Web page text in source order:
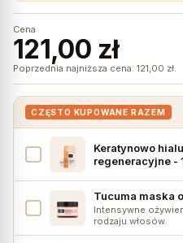
Cena
121,00 zł
Poprzednia najniższa cena: 121,00 zł.
CZĘSTO KUPOWANE RAZEM
Keratynowo
regeneracyjne -
Tucuma maska
Intensywne
rodzaju włosów.